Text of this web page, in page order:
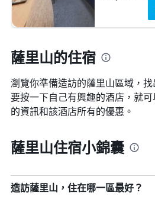
薩里山的住宿
瀏覽你準備造訪的薩里山區域，
要按一下自己有興趣的酒店，就
的資訊和該酒店所有的優惠。
薩里山住宿小錦囊
造訪薩里山，住在哪一區最好？